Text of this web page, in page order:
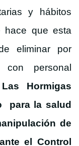
y hábitos
hace que esta
eliminar por
personal
Las Hormigas
para la salud
de
el Control